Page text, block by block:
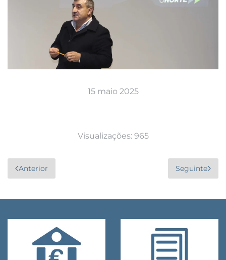
15 maio 2025
Visualizações: 965
Anterior Seguinte